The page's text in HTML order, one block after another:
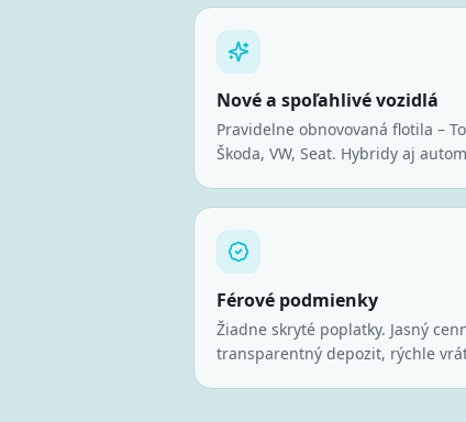
Nové a spoľahlivé vozidlá
Pravidelne obnovovaná flotila –
Škoda, VW, Seat. Hybridy aj
Férové podmienky
Žiadne skryté poplatky. Jasný
transparentný depozit, rýchle